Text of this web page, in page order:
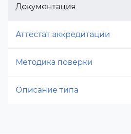
Документация
Аттестат аккредитации
Методика поверки
Описание типа